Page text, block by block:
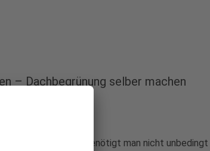
– Dachbegrünung selber machen
kleineren Dächern benötigt man nicht unbedingt